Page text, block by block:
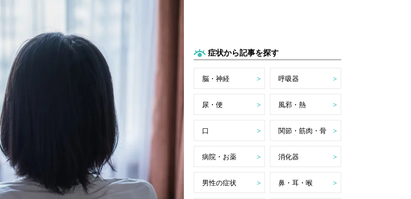
症状から記事を探す
脳・神経 呼吸器
尿・便 風邪・熱
口 関節・筋肉・骨
病院・お薬 消化器
男性の症状 鼻・耳・喉